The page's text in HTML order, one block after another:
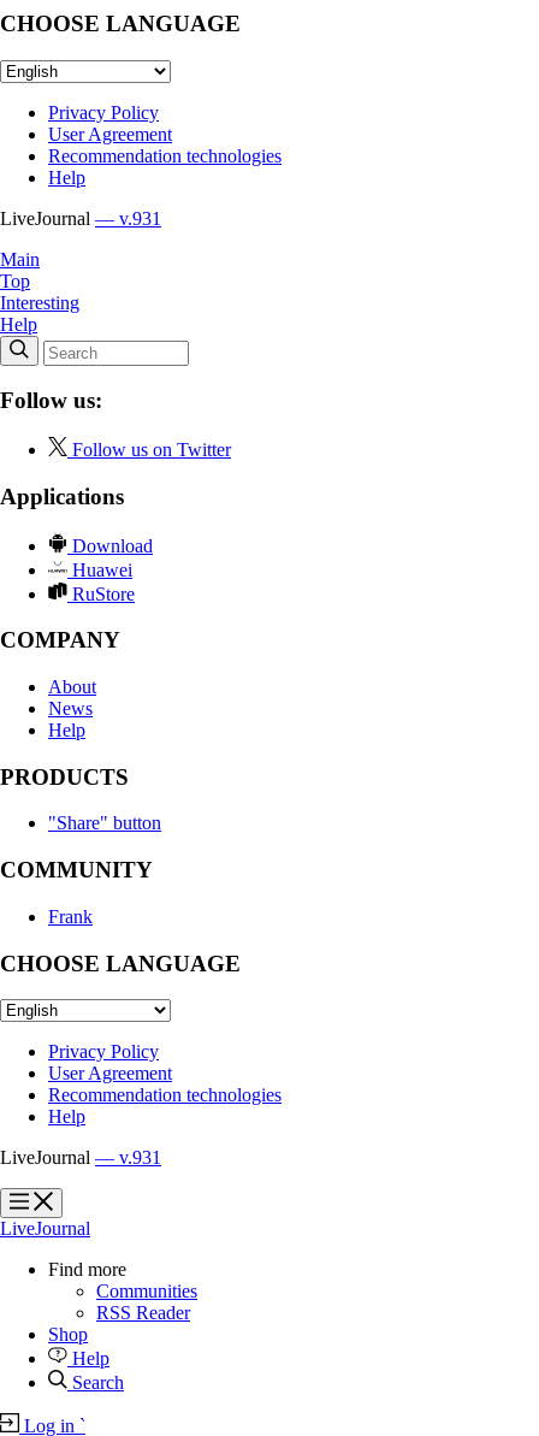
CHOOSE LANGUAGE
Privacy Policy
User Agreement
Recommendation technologies
Help
LiveJournal — v.931
Main
Top
Interesting
Help
Follow us:
Follow us on Twitter
Applications
Download
Huawei
RuStore
COMPANY
About
News
Help
PRODUCTS
"Share" button
COMMUNITY
Frank
CHOOSE LANGUAGE
Privacy Policy
User Agreement
Recommendation technologies
Help
LiveJournal — v.931
?
?
LiveJournal
Find more
Communities
RSS Reader
Shop
Help
Search
Log in `